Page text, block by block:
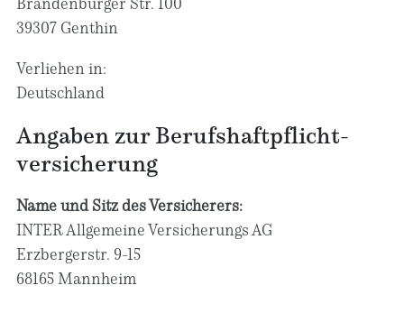
39307 Genthin
Verliehen in:
Deutschland
Angaben zur Berufs­haftpflicht­
versicherung
Name und Sitz des Versicherers:
INTER Allgemeine Versicherungs AG
Erzbergerstr. 9-15
68165 Mannheim